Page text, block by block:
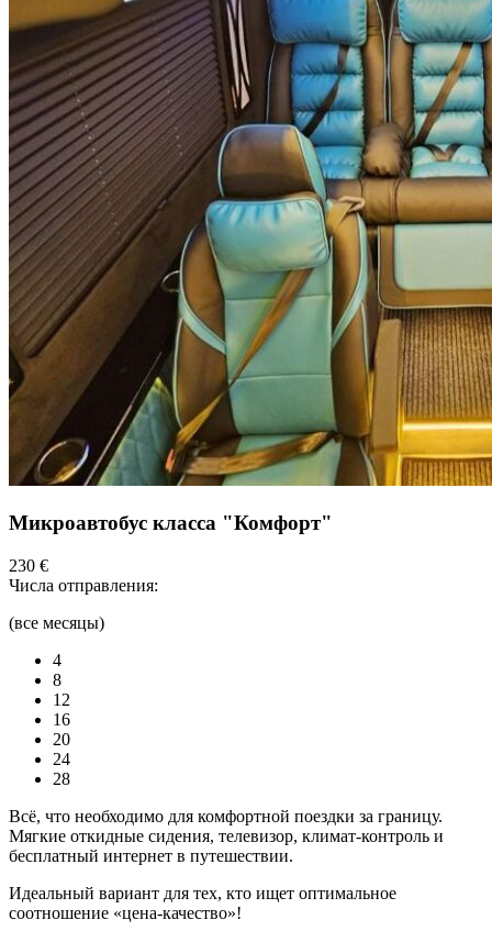
Микроавтобус класса "Комфорт"
230 €
Числа отправления:
(все месяцы)
4
8
12
16
20
24
28
Всё, что необходимо для комфортной поездки за границу.
Мягкие откидные сидения, телевизор, климат-контроль и
бесплатный интернет в путешествии.
Идеальный вариант для тех, кто ищет оптимальное
соотношение «цена-качество»!